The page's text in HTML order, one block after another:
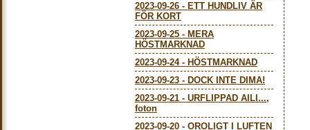
2023-09-26 - ETT HUNDLIV ÄR
FÖR KORT
2023-09-25 - MERA
HÖSTMARKNAD
2023-09-24- HÖSTMARKNAD
2023-09-23 - DOCK INTE DIMA!
2023-09-21 - URFLIPPAD AILI...,
foton
2023-09-20 - OROLIGT I LUFTEN